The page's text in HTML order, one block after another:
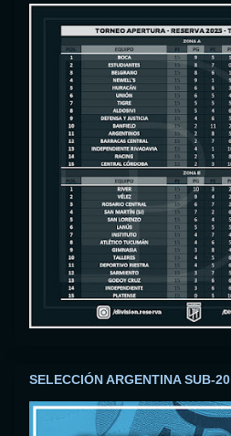
SELECCIÓN ARGENTINA SUB-20